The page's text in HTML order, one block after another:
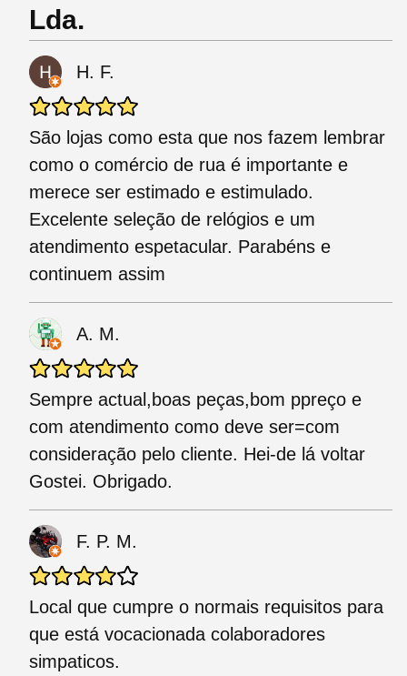
Lda.
H. F.
São lojas como esta que nos fazem lembrar
como o comércio de rua é importante e
merece ser estimado e estimulado.
Excelente seleção de relógios e um
atendimento espetacular. Parabéns e
continuem assim
A. M.
Sempre actual,boas peças,bom ppreço e
com atendimento como deve ser=com
consideração pelo cliente. Hei-de lá voltar
Gostei. Obrigado.
F. P. M.
Local que cumpre o normais requisitos para
que está vocacionada colaboradores
simpaticos.